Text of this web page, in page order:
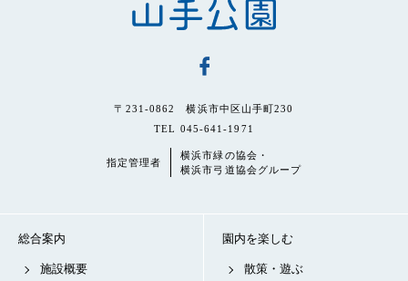
〒231-0862 横浜市中区山手町230
TEL 045-641-1971
指定管理者
横浜市緑の協会・
横浜市弓道協会グループ
総合案内
施設概要
園内を楽しむ
散策・遊ぶ